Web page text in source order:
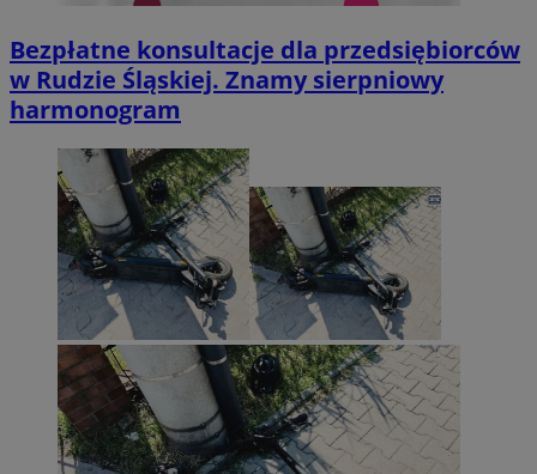
Bezpłatne konsultacje dla przedsiębiorców
w Rudzie Śląskiej. Znamy sierpniowy
harmonogram